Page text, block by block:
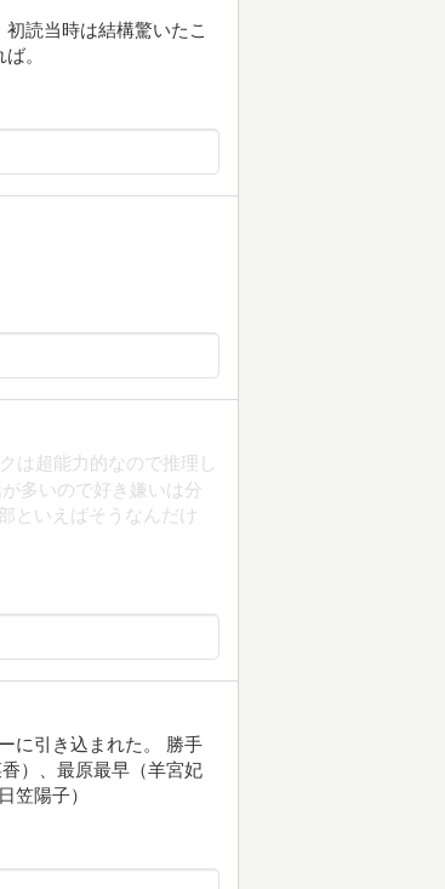
読当時は結構驚いたこ
。
は超能力的なので推理し
多いので好き嫌いは分
といえばそうなんだけ
に引き込まれた。 勝手
）、最原最早（羊宮妃
笠陽子）